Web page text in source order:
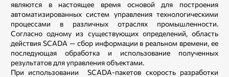
являются в настоящее время основой для построения
автоматизированных систем управления технологическими
процессами в различных отраслях промышленности.
Согласно одному из существующих определений, область
действия SCADA — сбор информации в реальном времени, ее
последующая обработка и использование полученных
результатов для управления объектами.
При использовании SCADA-пакетов скорость разработки